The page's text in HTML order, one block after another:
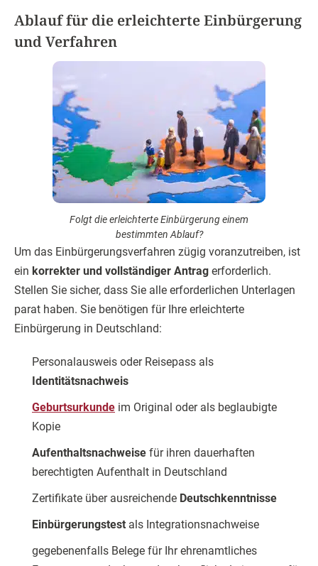
Ablauf für die erleichterte Einbürgerung
und Verfahren
Folgt die erleichterte Einbürgerung einem
bestimmten Ablauf?
Um das Einbürgerungsverfahren zügig voranzutreiben, ist
ein korrekter und vollständiger Antrag erforderlich.
Stellen Sie sicher, dass Sie alle erforderlichen Unterlagen
parat haben. Sie benötigen für Ihre erleichterte
Einbürgerung in Deutschland:
Personalausweis oder Reisepass als
Identitätsnachweis
Geburtsurkunde im Original oder als beglaubigte
Kopie
Aufenthaltsnachweise für ihren dauerhaften
berechtigten Aufenthalt in Deutschland
Zertifikate über ausreichende Deutschkenntnisse
Einbürgerungstest als Integrationsnachweise
gegebenenfalls Belege für Ihr ehrenamtliches